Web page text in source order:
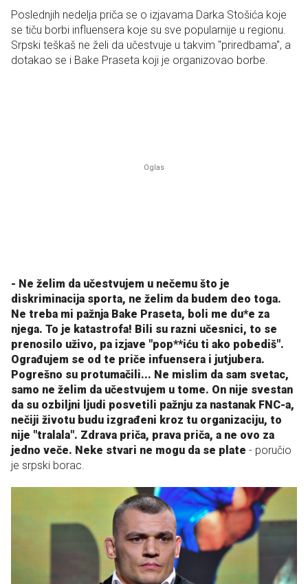
Poslednjih nedelja priča se o izjavama Darka Stošića koje
se tiču borbi influensera koje su sve popularnije u regionu.
Srpski teškaš ne želi da učestvuje u takvim "priredbama", a
dotakao se i Bake Praseta koji je organizovao borbe.
- Ne želim da učestvujem u nečemu što je
diskriminacija sporta, ne želim da budem deo toga.
Ne treba mi pažnja Bake Praseta, boli me du*e za
njega. To je katastrofa! Bili su razni učesnici, to se
prenosilo uživo, pa izjave "pop**iću ti ako pobediš".
Ograđujem se od te priče infuensera i jutjubera.
Pogrešno su protumačili... Ne mislim da sam svetac,
samo ne želim da učestvujem u tome. On nije svestan
da su ozbiljni ljudi posvetili pažnju za nastanak FNC-a,
nečiji životu budu izgrađeni kroz tu organizaciju, to
nije "tralala". Zdrava priča, prava priča, a ne ovo za
jedno veče. Neke stvari ne mogu da se plate - poručio
je srpski borac.